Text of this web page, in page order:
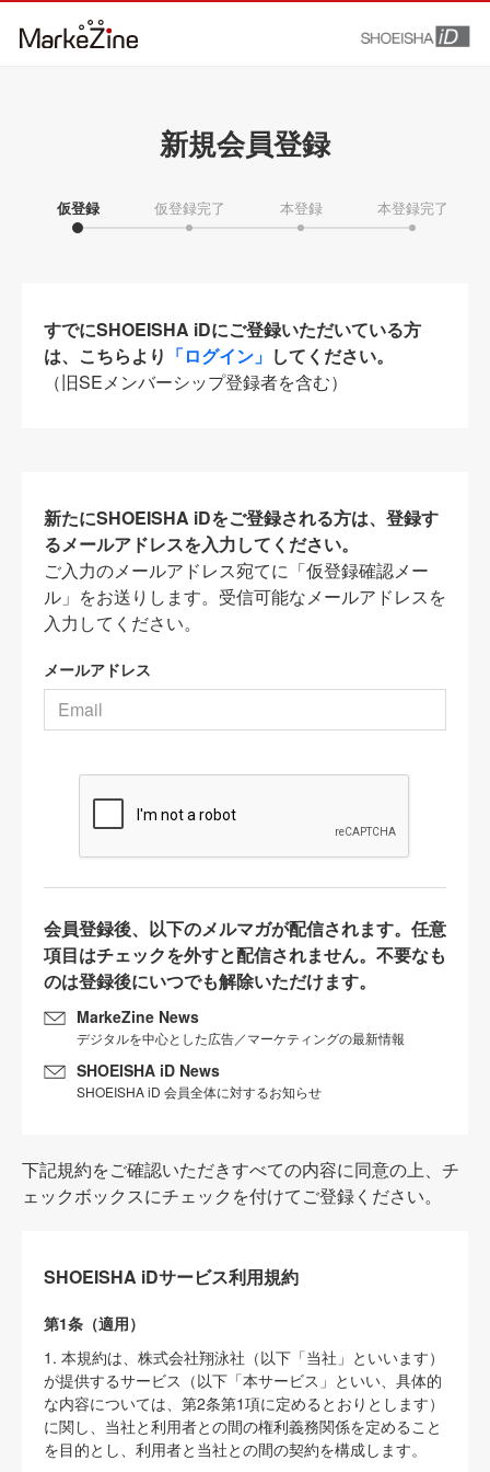
新規会員登録
仮登録 仮登録完了 本登録 本登録完了
すでにSHOEISHA iDにご登録いただいている方
は、こちらより 「ログイン」 してください。
（旧SEメンバーシップ登録者を含む）
新たにSHOEISHA iDをご登録される方は、登録す
るメールアドレスを入力してください。
ご入力のメールアドレス宛てに「仮登録確認メー
ル」をお送りします。受信可能なメールアドレスを
入力してください。
メールアドレス
会員登録後、以下のメルマガが配信されます。任意
項目はチェックを外すと配信されません。不要なも
のは登録後にいつでも解除いただけます。
MarkeZine News
デジタルを中心とした広告／マーケティングの最新情報
SHOEISHA iD News
SHOEISHA iD 会員全体に対するお知らせ
下記規約をご確認いただきすべての内容に同意の上、チ
ェックボックスにチェックを付けてご登録ください。
SHOEISHA iDサービス利用規約
第1条（適用）
1. 本規約は、株式会社翔泳社（以下「当社」といいます）
が提供するサービス（以下「本サービス」といい、具体的
な内容については、第2条第1項に定めるとおりとします）
に関し、当社と利用者との間の権利義務関係を定めること
を目的とし、利用者と当社との間の契約を構成します。